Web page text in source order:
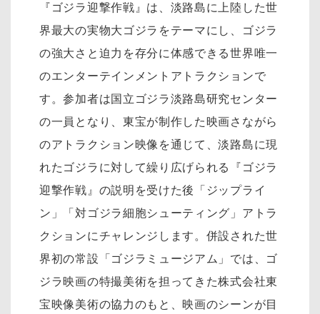
『ゴジラ迎撃作戦』は、淡路島に上陸した世
界最大の実物大ゴジラをテーマにし、ゴジラ
の強大さと迫力を存分に体感できる世界唯一
のエンターテインメントアトラクションで
す。参加者は国立ゴジラ淡路島研究センター
の一員となり、東宝が制作した映画さながら
のアトラクション映像を通じて、淡路島に現
れたゴジラに対して繰り広げられる『ゴジラ
迎撃作戦』の説明を受けた後「ジップライ
ン」「対ゴジラ細胞シューティング」アトラ
クションにチャレンジします。併設された世
界初の常設「ゴジラミュージアム」では、ゴ
ジラ映画の特撮美術を担ってきた株式会社東
宝映像美術の協力のもと、映画のシーンが目